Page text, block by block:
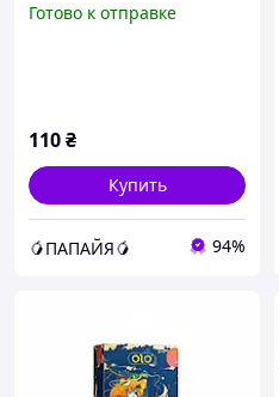
Готово к отправке
110₴
Купить
🥭ПАПАЙЯ🥭 94%